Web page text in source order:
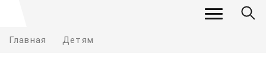
Главная Детям